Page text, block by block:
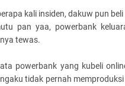
kali insiden, dakuw pun
pan yaa, powerbank
tewas.
powerbank yang kubeli
tidak pernah